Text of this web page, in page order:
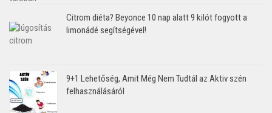
Citrom diéta? Beyonce 10 nap alatt 9 kilót fogyott a
limonádé segítségével!
9+1 Lehetőség, Amit Még Nem Tudtál az Aktiv szén
felhasználásáról